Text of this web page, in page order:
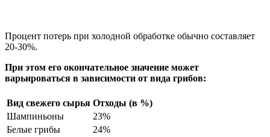
Процент потерь при холодной обработке обычно составляет
20-30%.
При этом его окончательное значение может
варьироваться в зависимости от вида грибов:
Вид свежего сырья Отходы (в %)
Шампиньоны
23%
Белые грибы
24%